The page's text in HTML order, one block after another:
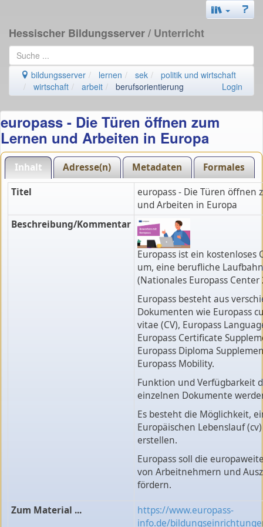
Hessischer Bildungsserver/ Unterricht
bildungsserver lernen sek
politik und wirtschaft
wirtschaft
arbeit berufsorientierung Login
europass - Die Türen öffnen zum
Lernen und Arbeiten in Europa
Inhalt Adresse(n) Metadaten Formales
Titel
europass - Die Türen öffnen
und Arbeiten in Europa
Beschreibung/Kommentar
Europass ist ein kostenloses
um, eine berufliche
(Nationales Europass
Europass besteht aus
Dokumenten wie Europass
vitae (CV), Europass
Europass Certificate
Europass Diploma
Europass Mobility.
Funktion und Verfügbarkeit
einzelnen Dokumente
Es besteht die Möglichkeit,
Europäischen Lebenslauf
erstellen.
Europass soll die
von Arbeitnehmern und
fördern.
Zum Material ...
https://www.europass-
info.de/